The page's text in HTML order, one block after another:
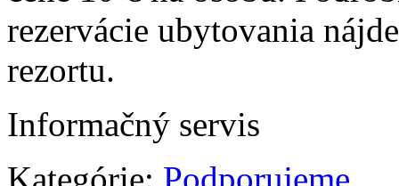
rezervácie ubytovania
rezortu.
Informačný servis
Kategórie: Podporujeme